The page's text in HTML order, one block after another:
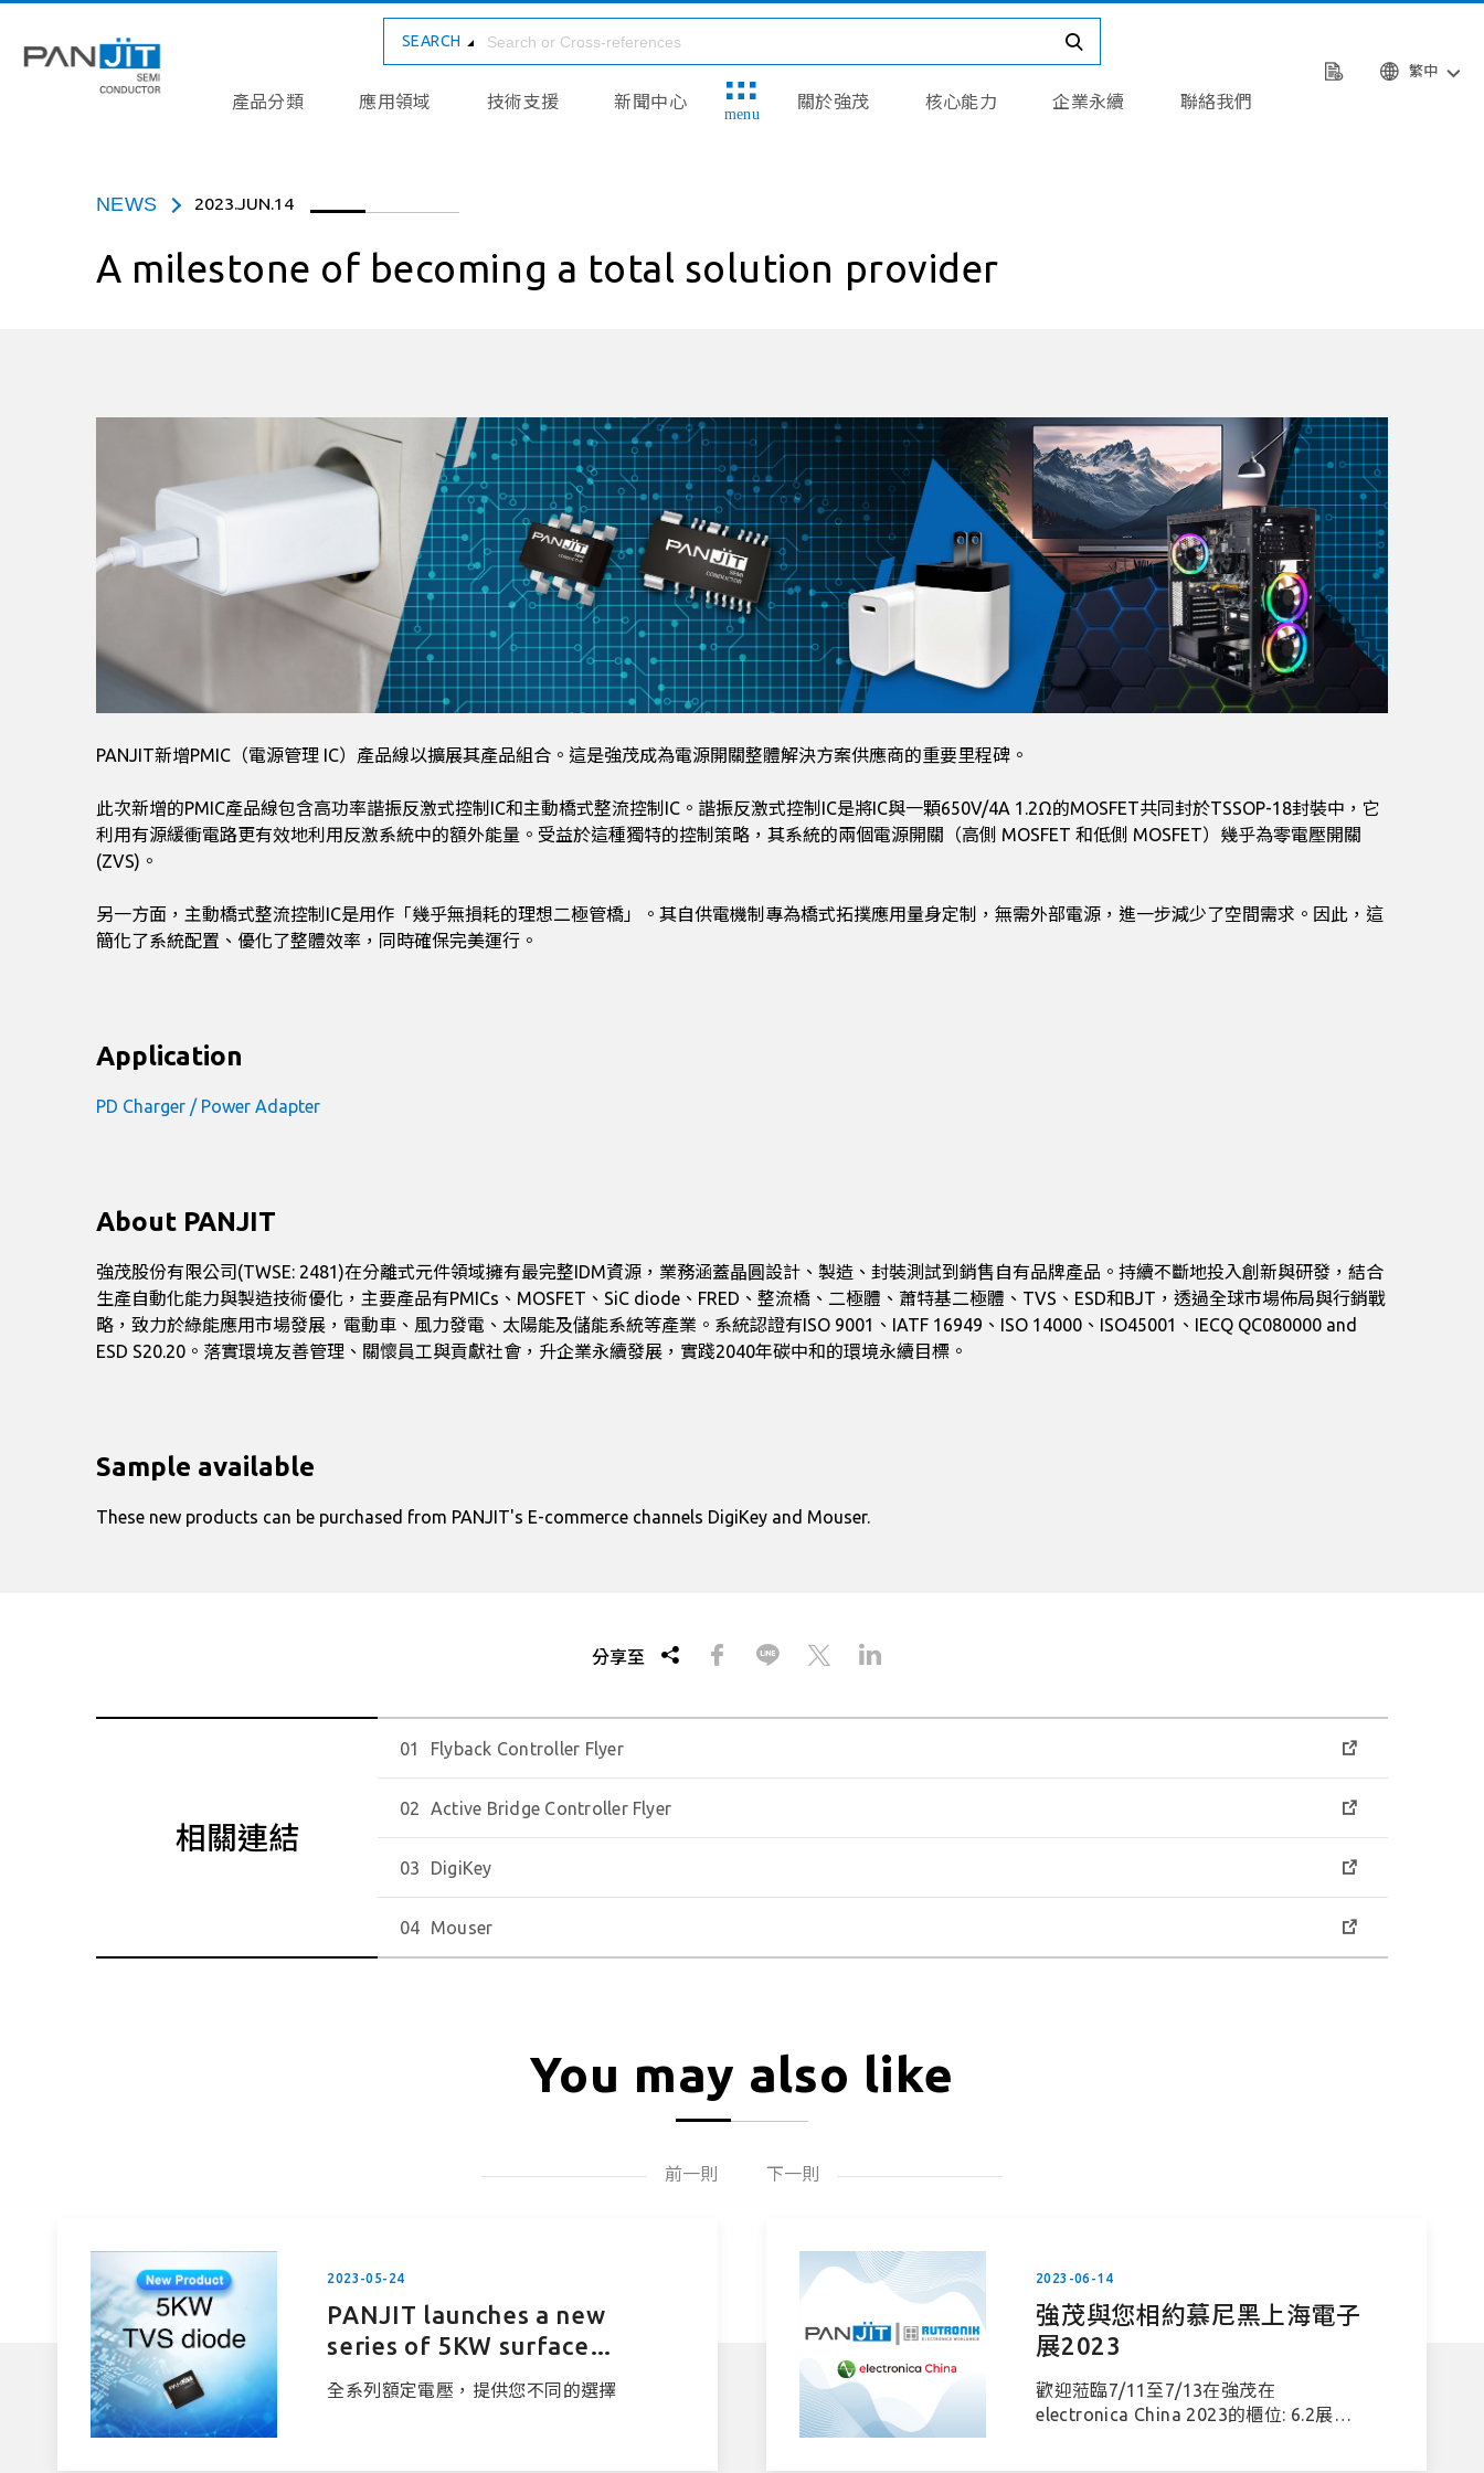
SEARCH
產品分類 應用領域 技術支援 新聞中心
menu
關於強茂 核心能力 企業永續 聯絡我們
繁中
NEWS 2023.JUN.14
A milestone of becoming a total solution provider
PANJIT新增PMIC（電源管理 IC）產品線以擴展其產品組合。這是強茂成為電源開關整體解決方案供應商的重要里程碑。
此次新增的PMIC產品線包含高功率諧振反激式控制IC和主動橋式整流控制IC。諧振反激式控制IC是將IC與一顆650V/4A 1.2Ω的MOSFET共同封於TSSOP-18封裝中，它
利用有源緩衝電路更有效地利用反激系統中的額外能量。受益於這種獨特的控制策略，其系統的兩個電源開關（高側 MOSFET 和低側 MOSFET）幾乎為零電壓開關
(ZVS)。
另一方面，主動橋式整流控制IC是用作「幾乎無損耗的理想二極管橋」。其自供電機制專為橋式拓撲應用量身定制，無需外部電源，進一步減少了空間需求。因此，這
簡化了系統配置、優化了整體效率，同時確保完美運行。
Application
PD Charger / Power Adapter
About PANJIT
強茂股份有限公司(TWSE: 2481)在分離式元件領域擁有最完整IDM資源，業務涵蓋晶圓設計、製造、封裝測試到銷售自有品牌產品。持續不斷地投入創新與研發，結合
生產自動化能力與製造技術優化，主要產品有PMICs、MOSFET、SiC diode、FRED、整流橋、二極體、蕭特基二極體、TVS、ESD和BJT，透過全球市場佈局與行銷戰
略，致力於綠能應用市場發展，電動車、風力發電、太陽能及儲能系統等產業。系統認證有ISO 9001、IATF 16949、ISO 14000、ISO45001、IECQ QC080000 and
ESD S20.20。落實環境友善管理、關懷員工與貢獻社會，升企業永續發展，實踐2040年碳中和的環境永續目標。
Sample available
These new products can be purchased from PANJIT's E-commerce channels DigiKey and Mouser.
分享至
相關連結
Flyback Controller Flyer
Active Bridge Controller Flyer
DigiKey
Mouser
You may also like
前一則 下一則
2023-05-24
PANJIT launches a new
series of 5KW surface
mount TVS diode
全系列額定電壓，提供您不同的選擇
2023-06-14
強茂與您相約慕尼黑上海電子
展2023
歡迎蒞臨7/11至7/13在強茂在
electronica China 2023的櫃位: 6.2展館